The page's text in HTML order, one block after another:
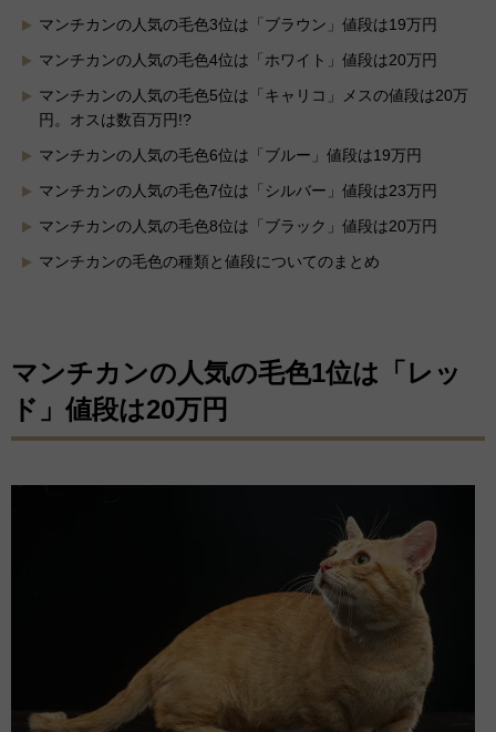
マンチカンの人気の毛色3位は「ブラウン」値段は19万円
マンチカンの人気の毛色4位は「ホワイト」値段は20万円
マンチカンの人気の毛色5位は「キャリコ」メスの値段は20万
円。オスは数百万円!?
マンチカンの人気の毛色6位は「ブルー」値段は19万円
マンチカンの人気の毛色7位は「シルバー」値段は23万円
マンチカンの人気の毛色8位は「ブラック」値段は20万円
マンチカンの毛色の種類と値段についてのまとめ
マンチカンの人気の毛色1位は「レッ
ド」値段は20万円